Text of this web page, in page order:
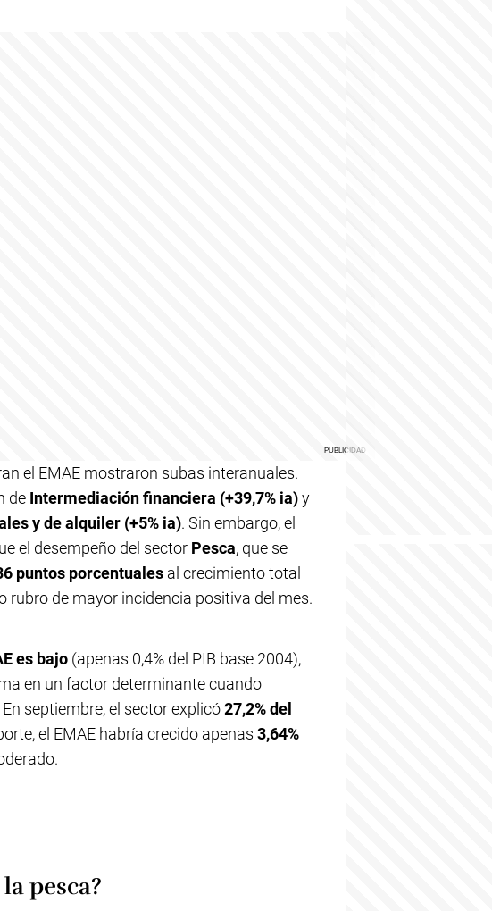
el EMAE mostraron subas interanuales.
de Intermediación financiera (+39,7% ia)y
y de alquiler (+5% ia). Sin embargo, el
el desempeño del sector Pesca, que se
puntos porcentuales al crecimiento total
rubro de mayor incidencia positiva del mes.
es bajo (apenas 0,4% del PIB base 2004),
en un factor determinante cuando
septiembre, el sector explicó27,2% del
el EMAE habría crecido apenas 3,64%
pesca?